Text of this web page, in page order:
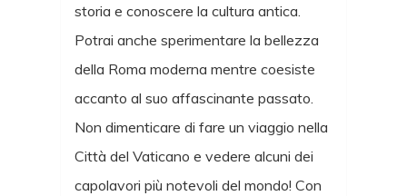
storia e conoscere la cultura antica.
Potrai anche sperimentare la bellezza
della Roma moderna mentre coesiste
accanto al suo affascinante passato.
Non dimenticare di fare un viaggio nella
Città del Vaticano e vedere alcuni dei
capolavori più notevoli del mondo! Con